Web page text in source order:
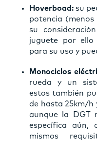
Hoverboad: su
potencia
su
juguete por
para su uso y
Monociclos
rueda y un
estos también
de hasta 25km/h
aunque la DGT
específica aún,
mismos